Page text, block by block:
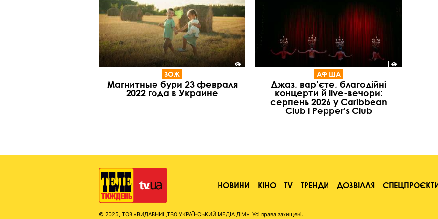
ЗОЖ
Магнитные бури 23 февраля
2022 года в Украине
АФІША
Джаз, вар’єте, благодійні
концерти й live-вечори:
серпень 2026 у Caribbean
Club і Pepper's Club
НОВИНИ КІНО TV ТРЕНДИ ДОЗВІЛЛЯ
© 2025, ТОВ «ВИДАВНИЦТВО УКРАЇНСЬКИЙ МЕДІА ДІМ». Усі права захищені.